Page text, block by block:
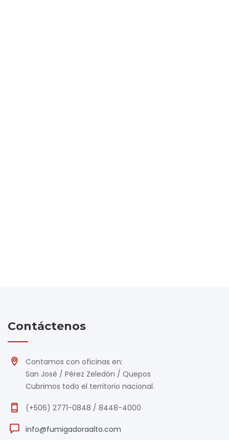
Contáctenos
Contamos con oficinas en:
San José / Pérez Zeledón / Quepos
Cubrimos todo el territorio nacional.
(+506) 2771-0848 / 8448-4000
info@fumigadoraalto.com